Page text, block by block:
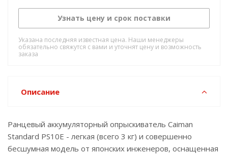
Узнать цену и срок поставки
Указана последняя известная цена. Наши менеджеры
обязательно свяжутся с вами и уточнят цену и возможность
заказа
Описание
Ранцевый аккумуляторный опрыскиватель Caiman
Standard PS10E - легкая (всего 3 кг) и совершенно
бесшумная модель от японских инженеров, оснащенная